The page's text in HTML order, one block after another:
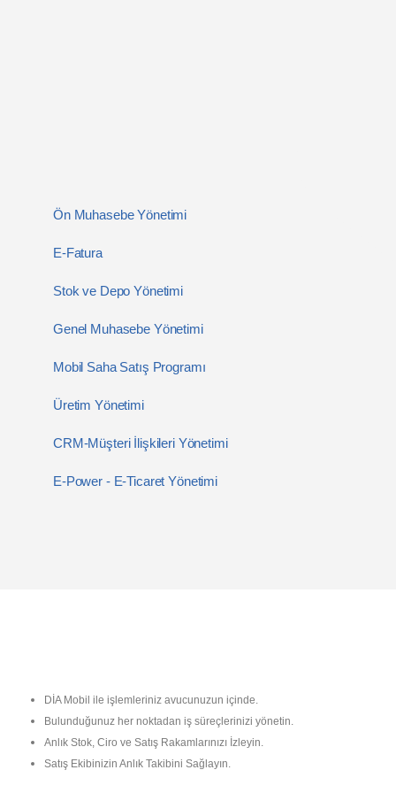
Ön Muhasebe Yönetimi
E-Fatura
Stok ve Depo Yönetimi
Genel Muhasebe Yönetimi
Mobil Saha Satış Programı
Üretim Yönetimi
CRM-Müşteri İlişkileri Yönetimi
E-Power - E-Ticaret Yönetimi
DİA Mobil ile işlemleriniz avucunuzun içinde.
Bulunduğunuz her noktadan iş süreçlerinizi yönetin.
Anlık Stok, Ciro ve Satış Rakamlarınızı İzleyin.
Satış Ekibinizin Anlık Takibini Sağlayın.